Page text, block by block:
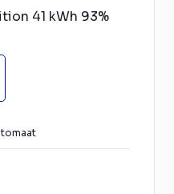
41 kWh 93%